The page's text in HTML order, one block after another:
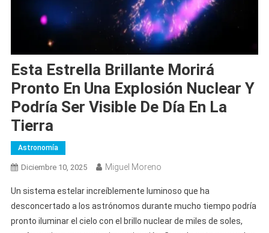
Esta Estrella Brillante Morirá
Pronto En Una Explosión Nuclear Y
Podría Ser Visible De Día En La
Tierra
Astronomía
Diciembre 10, 2025 Miguel Moreno
Un sistema estelar increíblemente luminoso que ha
desconcertado a los astrónomos durante mucho tiempo podría
pronto iluminar el cielo con el brillo nuclear de miles de soles,